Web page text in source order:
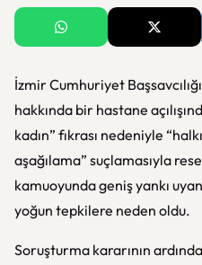
İzmir Cumhuriyet
hakkında bir hastane
kadın” fıkrası nedeniyle
aşağılama” suçlamasıyla
kamuoyunda geniş yankı
yoğun tepkilere neden oldu.
Soruşturma kararının